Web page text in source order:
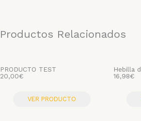
Productos Relacionados
PRODUCTO TEST
20,00€
VER PRODUCTO
Hebilla
16,98€